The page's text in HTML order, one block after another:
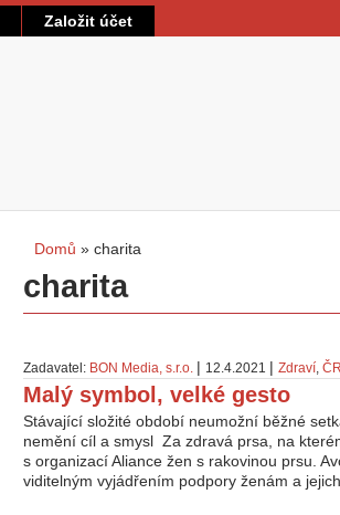
Založit účet
Jste zde
Domů » charita
charita
Zadavatel: BON Media, s.r.o. | 12.4.2021 | Zdraví, ČR
Malý symbol, velké gesto
Stávající složité období neumožní běžné
nemění cíl a smysl Za zdravá prsa, na
s organizací Aliance žen s rakovinou prsu.
viditelným vyjádřením podpory ženám a